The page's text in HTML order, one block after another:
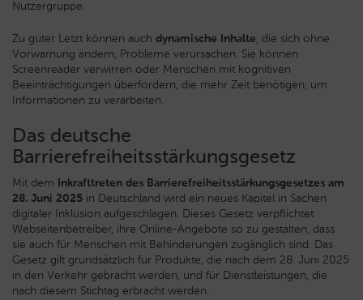
Nutzergruppe.
Zu guter Letzt können auch dynamische Inhalte, die sich ohne
Vorwarnung ändern, Probleme verursachen. Sie können
Screenreader verwirren oder Menschen mit kognitiven
Beeinträchtigungen überfordern, die mehr Zeit benötigen, um
Informationen zu verarbeiten.
Das deutsche
Barrierefreiheitsstärkungsgesetz
Mit dem Inkrafttreten des Barrierefreiheitsstärkungsgesetzes am
28. Juni 2025 in Deutschland wird ein neues Kapitel in Sachen
digitaler Inklusion aufgeschlagen. Dieses Gesetz verpflichtet
Webseitenbetreiber, ihre Online-Angebote so zu gestalten, dass
sie auch für Menschen mit Behinderungen zugänglich sind. Das
Gesetz gilt grundsätzlich für Produkte, die nach dem 28. Juni 2025
in den Verkehr gebracht werden, und für Dienstleistungen, die
nach diesem Stichtag erbracht werden.